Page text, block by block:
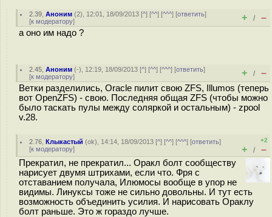
2.39 ,Аноним (2), 12:01, 18/09/2013 [^] [^^] [^^^] [ответить]
[к модератору] + / –
а оно им надо ?
2.45 ,Аноним (-), 12:19, 18/09/2013 [^] [^^] [^^^] [ответить]
[к модератору] + / –
Ветки разделились, Oracle пилит свою ZFS, Illumos (теперь
вот OpenZFS) - свою. Последняя общая ZFS (чтобы можно
было таскать пулы между соляркой и остальным) - zpool
v.28.
2.76 ,Клыкастый (ok), 14:14, 18/09/2013 [^] [^^] [^^^] [ответить]
[к модератору]
+2
+ / –
Прекратил, не прекратил... Оракл болт сообществу
нарисует двумя штрихами, если что. Фря с
отставанием получала, Илюмосы вообще в упор не
видимы. Линуксы тоже не сильно довольны. И тут есть
возможность объединить усилия. И нарисовать Ораклу
болт раньше. Это ж гораздо лучше.